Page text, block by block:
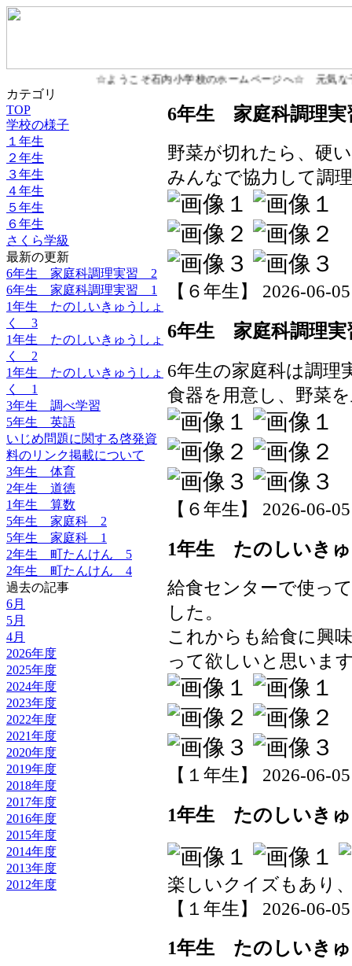
☆ようこそ石内小学校のホームページへ☆ 元気な子
カテゴリ
TOP
学校の様子
１年生
２年生
３年生
４年生
５年生
６年生
さくら学級
最新の更新
6年生 家庭科調理実習 2
6年生 家庭科調理実習 1
1年生 たのしいきゅうしょ
く 3
1年生 たのしいきゅうしょ
く 2
1年生 たのしいきゅうしょ
く 1
3年生 調べ学習
5年生 英語
いじめ問題に関する啓発資
料のリンク掲載について
3年生 体育
2年生 道徳
1年生 算数
5年生 家庭科 2
5年生 家庭科 1
2年生 町たんけん 5
2年生 町たんけん 4
過去の記事
6月
5月
4月
2026年度
2025年度
2024年度
2023年度
2022年度
2021年度
2020年度
2019年度
2018年度
2017年度
2016年度
2015年度
2014年度
2013年度
2012年度
6年生 家庭科調理
野菜が切れたら、硬
みんなで協力して調
【６年生】 2026-06-
6年生 家庭科調理
6年生の家庭科は調理
食器を用意し、野菜
【６年生】 2026-06-
1年生 たのしいき
給食センターで使っ
した。
これからも給食に興
って欲しいと思いま
【１年生】 2026-06-
1年生 たのしいき
楽しいクイズもあり
【１年生】 2026-06-
1年生 たのしいき